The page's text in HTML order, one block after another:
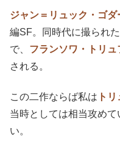
ジャン＝リュック・ゴダ
編SF。同時代に撮られ
で、 フランソワ・トリュ
される。
この二作ならば私は ト
当時としては相当攻め
い。